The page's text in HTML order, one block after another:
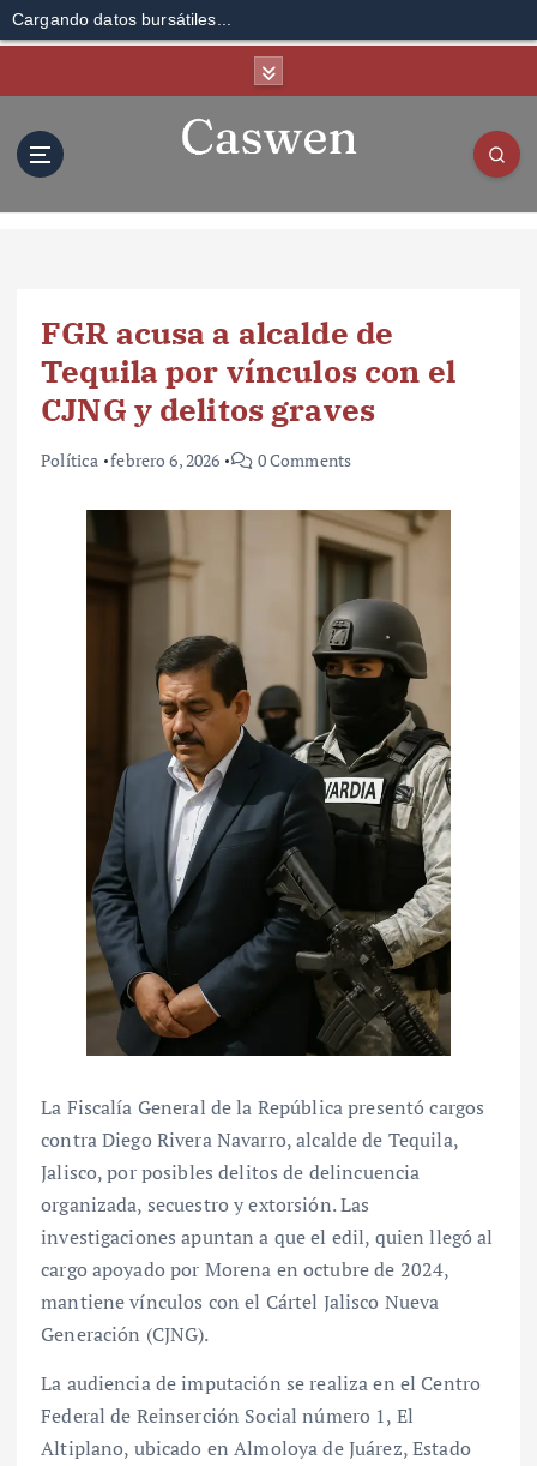
Cargando datos bursátiles...
FGR acusa a alcalde de
Tequila por vínculos con el
CJNG y delitos graves
Política febrero 6, 2026 0 Comments
La Fiscalía General de la República presentó cargos
contra Diego Rivera Navarro, alcalde de Tequila,
Jalisco, por posibles delitos de delincuencia
organizada, secuestro y extorsión. Las
investigaciones apuntan a que el edil, quien llegó al
cargo apoyado por Morena en octubre de 2024,
mantiene vínculos con el Cártel Jalisco Nueva
Generación (CJNG).
La audiencia de imputación se realiza en el Centro
Federal de Reinserción Social número 1, El
Altiplano, ubicado en Almoloya de Juárez, Estado